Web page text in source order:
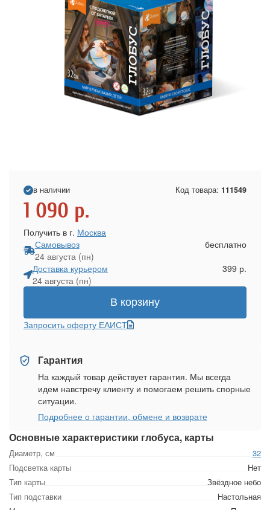
Основные характеристики глобуса, карты
Диаметр, см
32
Подсветка карты
Нет
Тип карты
Звёздное небо
Тип подставки
Настольная
в наличии Код товара: 111549
1 090 р.
Получить в г. Москва
Самовывоз
24 августа (пн)
бесплатно
Доставка курьером
24 августа (пн)
399 р.
В корзину
Запросить оферту ЕАИСТ
Гарантия
На каждый товар действует гарантия. Мы всегда
идем навстречу клиенту и помогаем решить спорные
ситуации.
Подробнее о гарантии, обмене и возврате